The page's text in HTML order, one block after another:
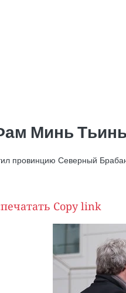
Минь
провинцию Северный
Copy link